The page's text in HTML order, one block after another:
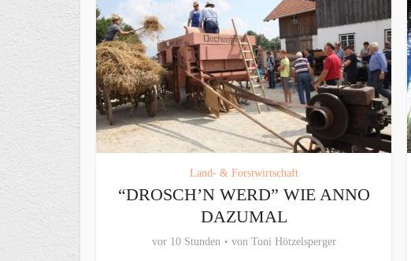
Land- & Forstwirtschaft
“DROSCH’N WERD” WIE ANNO
DAZUMAL
vor 10 Stunden von Toni Hötzelsperger